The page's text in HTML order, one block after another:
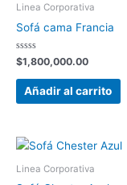
Linea Corporativa
Sofá cama Francia
Valorado
con
0
$1,800,000.00
Añadir al carrito
Linea Corporativa